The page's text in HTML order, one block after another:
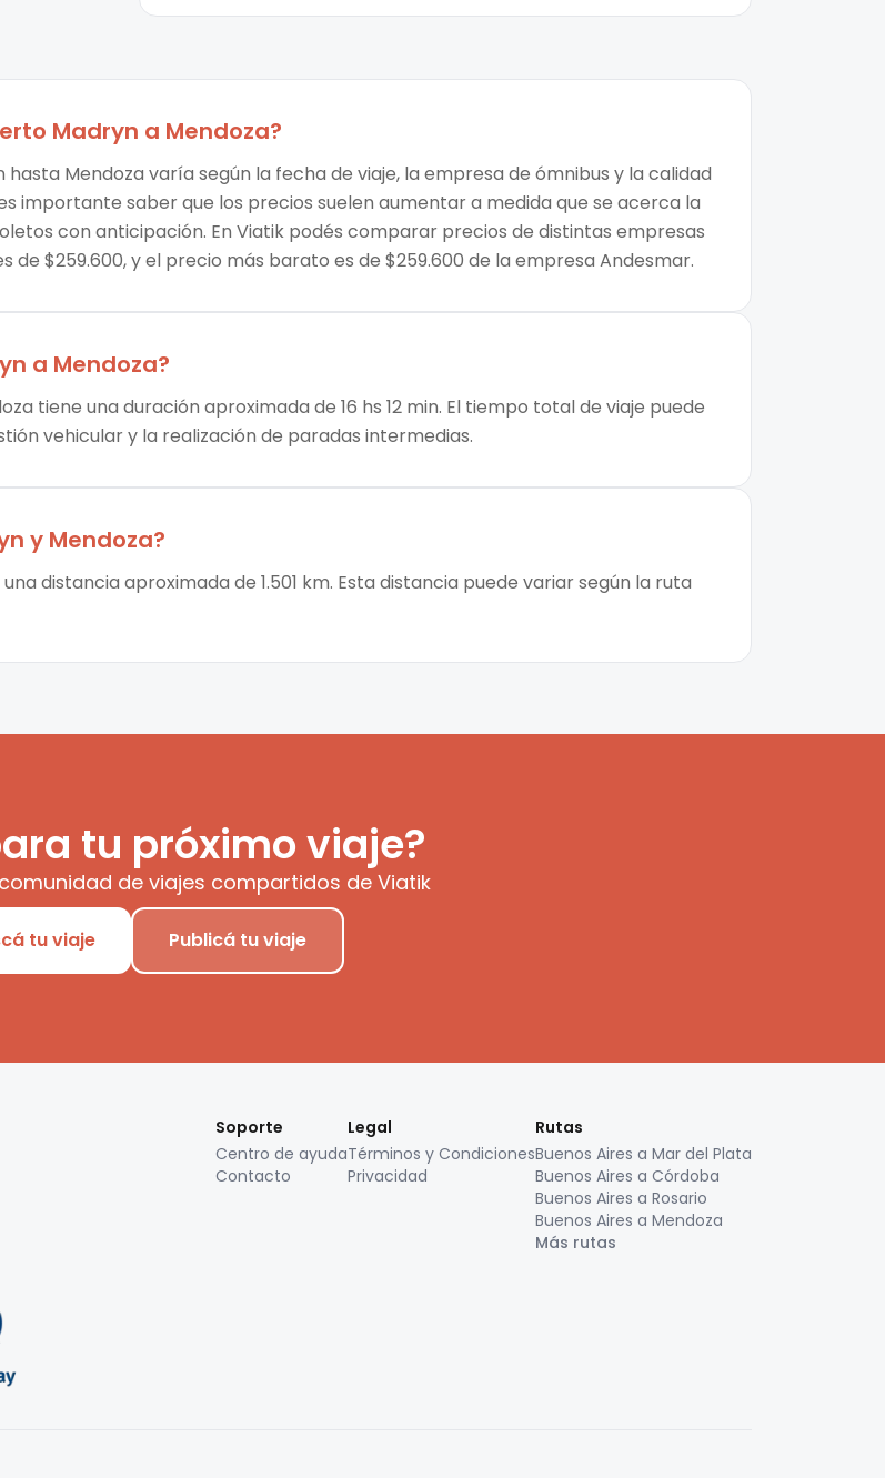
Madryn a Mendoza?
Mendoza varía según la fecha de viaje, la empresa de ómnibus y la calidad
importante saber que los precios suelen aumentar a medida que se acerca la
con anticipación. En Viatik podés comparar precios de distintas empresas
$259.600, y el precio más barato es de $259.600 de la empresa Andesmar.
a Mendoza?
tiene una duración aproximada de 16 hs 12 min. El tiempo total de viaje puede
vehicular y la realización de paradas intermedias.
y Mendoza?
distancia aproximada de 1.501 km. Esta distancia puede variar según la ruta
tu próximo viaje?
de viajes compartidos de Viatik
tu viaje Publicá tu viaje
Soporte
Centro de ayuda
Contacto
Legal
Términos y Condiciones
Privacidad
Rutas
Buenos Aires a Mar del Plata
Buenos Aires a Córdoba
Buenos Aires a Rosario
Buenos Aires a Mendoza
Más rutas